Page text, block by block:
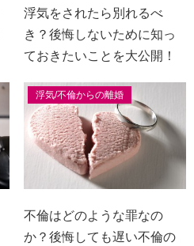
浮気をされたら別れるべ
き？後悔しないために知っ
ておきたいことを大公開！
浮気/不倫からの離婚
不倫はどのような罪なの
か？後悔しても遅い不倫の